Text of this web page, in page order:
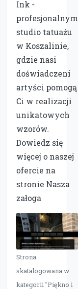
Ink -
profesjonalnym
studio tatuażu
w Koszalinie,
gdzie nasi
doświadczeni
artyści pomogą
Ci w realizacji
unikatowych
wzorów.
Dowiedz się
więcej o naszej
ofercie na
stronie Nasza
załoga
Strona
skatalogowana w
kategorii "Piękno i